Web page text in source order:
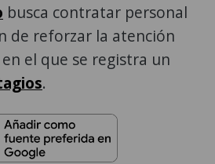
busca contratar personal
de reforzar la atención
el que se registra un
.